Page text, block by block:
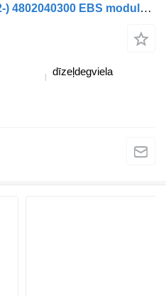
WABCO Actros MP4 (01.12-) 4802040300 EBS modulators paredzēts Mercedes-Benz Actros MP4 Antos Arocs (2012-) kravas automašīnas
dīzeļdegviela